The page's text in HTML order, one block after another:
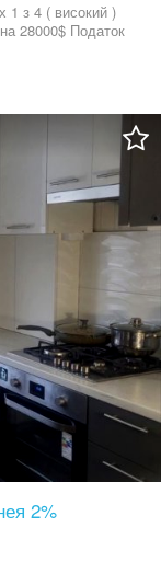
1 з 4 ( високий )
28000$ Податок
2%